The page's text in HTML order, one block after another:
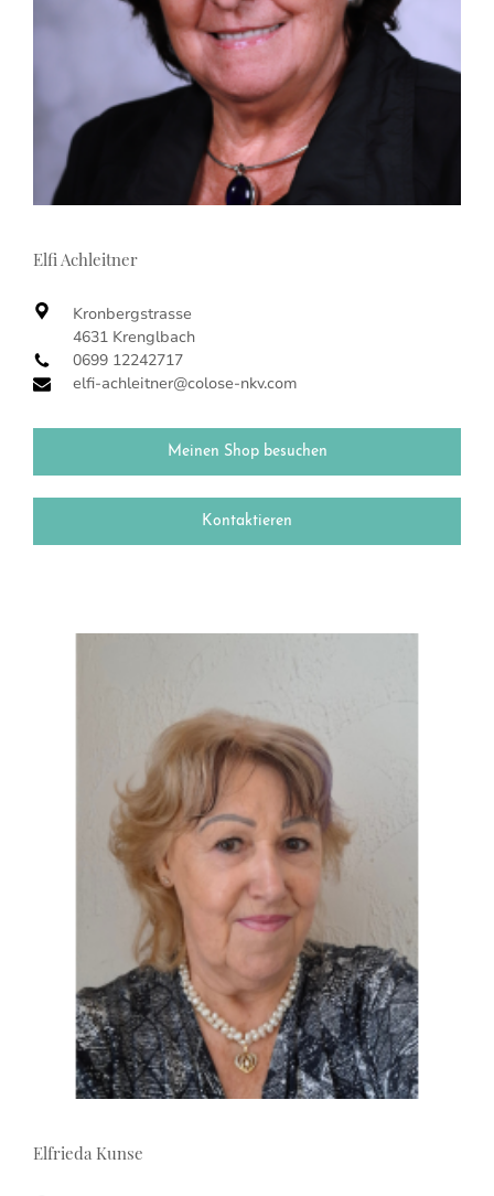
Elfi Achleitner
Kronbergstrasse
4631 Krenglbach
0699 12242717
elfi-achleitner@colose-nkv.com
Meinen Shop besuchen
Kontaktieren
Elfrieda Kunse